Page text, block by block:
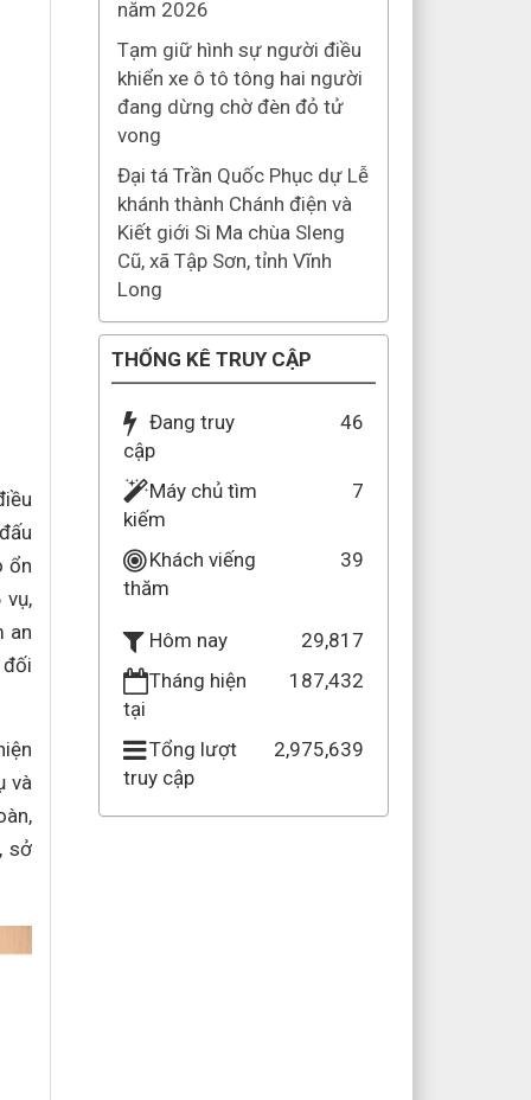
ổn
vụ,
an
đối
và
sở
thăng cấp bậc hàm đợt I
năm 2026
Tạm giữ hình sự người điều
khiển xe ô tô tông hai người
đang dừng chờ đèn đỏ tử
vong
Đại tá Trần Quốc Phục dự Lễ
khánh thành Chánh điện và
Kiết giới Si Ma chùa Sleng
Cũ, xã Tập Sơn, tỉnh Vĩnh
Long
THỐNG KÊ TRUY CẬP
Đang truy
cập
Máy chủ tìm
kiếm
Khách viếng
Hôm nay
29,817
tại
Tổng lượt